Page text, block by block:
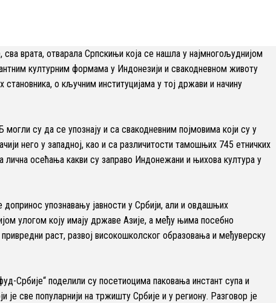
врата, отварала Српскињи која се нашла у најмногољуднијом
културним формама у Индонезији и свакодневном животу
о кључним институцијама у тој држави и начину
су да се упознају и са свакодневним појмовима који су у
него у западној, као и са различитости тамошњих 745 етничких
лична осећања какви су заправо Индонежани и њихова култура у
упознавању јавности у Србији, али и овдашњих
улогом коју имају државе Азије, а међу њима посебно
раст, развој високошколског образовања и међуверску
Србије“ поделили су посетиоцима паковања инстант супа и
је све популарнији на тржишту Србије и у региону. Разговор је